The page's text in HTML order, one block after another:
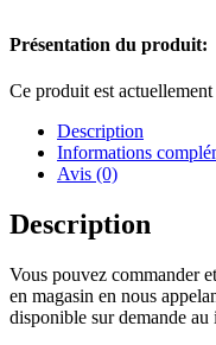
Présentation du produit:
Ce produit est
Description
Informations
Avis (0)
Description
Vous pouvez commander
en magasin en nous
disponible sur demande